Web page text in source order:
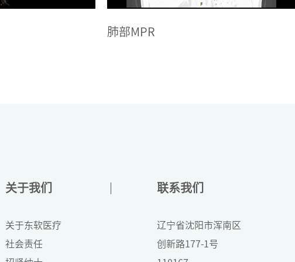
骨3D图
关于我们
关于东软医疗
社会责任
联系我们
辽宁省沈阳市浑南区
创新路177-1号